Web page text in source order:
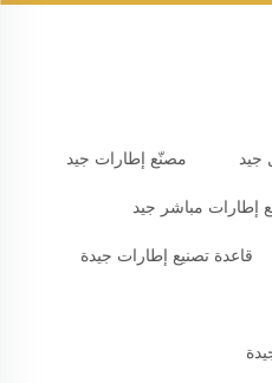
جيد مصنّع إطارات جيد
إطارات مباشر جيد
قاعدة تصنيع إطارات جيدة